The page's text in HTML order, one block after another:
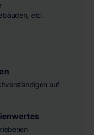
etc.
auf